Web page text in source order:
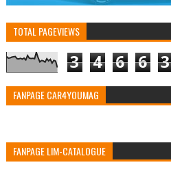
TOTAL PAGEVIEWS
3 4 6 6 3
FANPAGE CAR4YOUMAG
FANPAGE LIM-CATALOGUE